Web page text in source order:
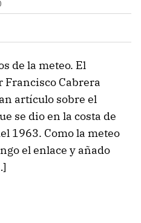
de la meteo. El
Cabrera
artículo sobre el
se dio en la costa de
1963. Como la meteo
el enlace y añado